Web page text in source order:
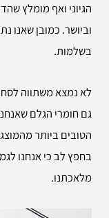
הגיוני ואף מומלץ
וביושר. כמובן
בשלמות.
לא נמצא משתווה
גם חומרי הגלם
הטובים ביותר
בחפץ לב כי אנחנו
מלאכתנו.